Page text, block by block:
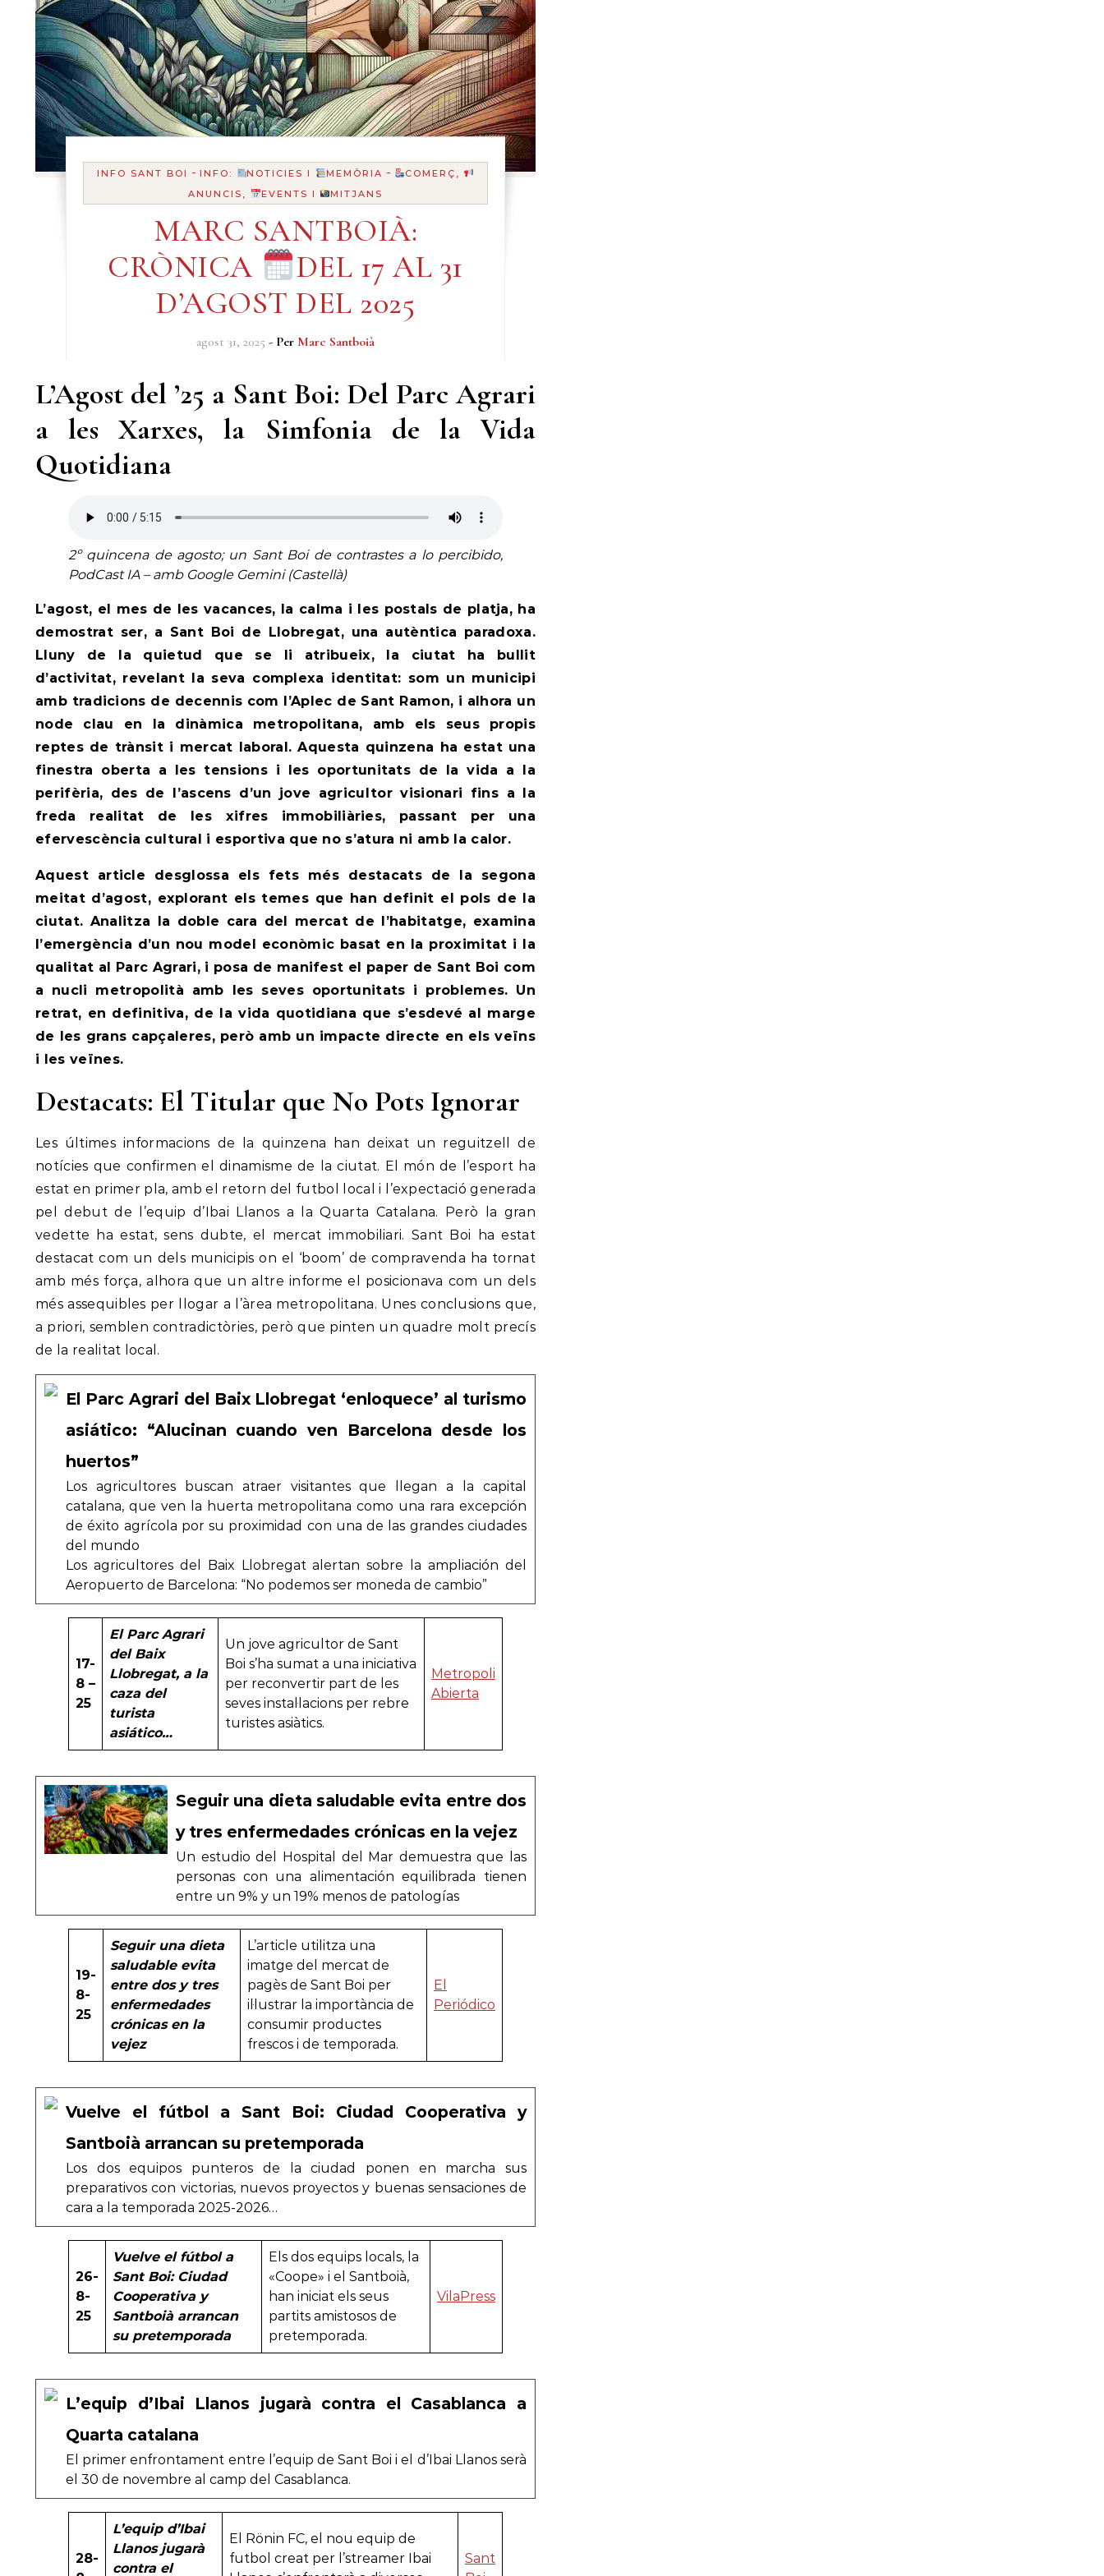
INFO SANT BOI - INFO: NOTICIES I MEMÒRIA -
COMERÇ,
ANUNCIS,
EVENTS I MITJANS
MARC SANTBOIÀ:
CRÒNICA
DEL 17 AL 31
D’AGOST DEL 2025
agost 31, 2025 - Per Marc Santboià
L’Agost del ’25 a Sant Boi: Del Parc Agrari
a les Xarxes, la Simfonia de la Vida
Quotidiana
2º quincena de agosto; un Sant Boi de contrastes a lo percibido,
PodCast IA – amb Google Gemini (Castellà)
L’agost, el mes de les vacances, la calma i les postals de platja, ha
demostrat ser, a Sant Boi de Llobregat, una autèntica paradoxa.
Lluny de la quietud que se li atribueix, la ciutat ha bullit
d’activitat, revelant la seva complexa identitat: som un municipi
amb tradicions de decennis com l’Aplec de Sant Ramon, i alhora un
node clau en la dinàmica metropolitana, amb els seus propis
reptes de trànsit i mercat laboral. Aquesta quinzena ha estat una
finestra oberta a les tensions i les oportunitats de la vida a la
perifèria, des de l’ascens d’un jove agricultor visionari fins a la
freda realitat de les xifres immobiliàries, passant per una
efervescència cultural i esportiva que no s’atura ni amb la calor.
Aquest article desglossa els fets més destacats de la segona
meitat d’agost, explorant els temes que han definit el pols de la
ciutat. Analitza la doble cara del mercat de l’habitatge, examina
l’emergència d’un nou model econòmic basat en la proximitat i la
qualitat al Parc Agrari, i posa de manifest el paper de Sant Boi com
a nucli metropolità amb les seves oportunitats i problemes. Un
retrat, en definitiva, de la vida quotidiana que s’esdevé al marge
de les grans capçaleres, però amb un impacte directe en els veïns
i les veïnes.
Destacats: El Titular que No Pots Ignorar
Les últimes informacions de la quinzena han deixat un reguitzell de
notícies que confirmen el dinamisme de la ciutat. El món de l’esport ha
estat en primer pla, amb el retorn del futbol local i l’expectació generada
pel debut de l’equip d’Ibai Llanos a la Quarta Catalana. Però la gran
vedette ha estat, sens dubte, el mercat immobiliari. Sant Boi ha estat
destacat com un dels municipis on el ‘boom’ de compravenda ha tornat
amb més força, alhora que un altre informe el posicionava com un dels
més assequibles per llogar a l’àrea metropolitana. Unes conclusions que,
a priori, semblen contradictòries, però que pinten un quadre molt precís
de la realitat local.
El Parc Agrari del Baix Llobregat ‘enloquece’ al turismo
asiático: “Alucinan cuando ven Barcelona desde los
huertos”
Los agricultores buscan atraer visitantes que llegan a la capital
catalana, que ven la huerta metropolitana como una rara excepción
de éxito agrícola por su proximidad con una de las grandes ciudades
del mundo
Los agricultores del Baix Llobregat alertan sobre la ampliación del
Aeropuerto de Barcelona: “No podemos ser moneda de cambio”
17-
8 –
25
El Parc Agrari
del Baix
Llobregat, a la
caza del
turista
asiático…
Un jove agricultor de Sant
Boi s’ha sumat a una iniciativa
per reconvertir part de les
seves instal·lacions per rebre
turistes asiàtics.
Metropoli
Abierta
Seguir una dieta saludable evita entre dos
y tres enfermedades crónicas en la vejez
Un estudio del Hospital del Mar demuestra que las
personas con una alimentación equilibrada tienen
entre un 9% y un 19% menos de patologías
19-
8-
25
Seguir una dieta
saludable evita
entre dos y tres
enfermedades
crónicas en la
vejez
L’article utilitza una
imatge del mercat de
pagès de Sant Boi per
il·lustrar la importància de
consumir productes
frescos i de temporada.
El
Periódico
Vuelve el fútbol a Sant Boi: Ciudad Cooperativa y
Santboià arrancan su pretemporada
Los dos equipos punteros de la ciudad ponen en marcha sus
preparativos con victorias, nuevos proyectos y buenas sensaciones de
cara a la temporada 2025-2026…
26-
8-
25
Vuelve el fútbol a
Sant Boi: Ciudad
Cooperativa y
Santboià arrancan
su pretemporada
Els dos equips locals, la
«Coope» i el Santboià,
han iniciat els seus
partits amistosos de
pretemporada.
VilaPress
L’equip d’Ibai Llanos jugarà contra el Casablanca a
Quarta catalana
El primer enfrontament entre l’equip de Sant Boi i el d’Ibai Llanos serà
el 30 de novembre al camp del Casablanca.
28-
L’equip d’Ibai
Llanos jugarà
contra el
El Rönin FC, el nou equip de
futbol creat per l’streamer Ibai
Sant